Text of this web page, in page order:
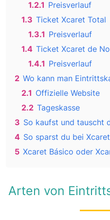
1.2.1 Preisverlauf
1.3 Ticket Xcaret Total
1.3.1 Preisverlauf
1.4 Ticket Xcaret de
1.4.1 Preisverlauf
2 Wo kann man
2.1 Offizielle Website
2.2 Tageskasse
3 So kaufst und tauscht
4 So sparst du bei
5 Xcaret Básico oder
Arten von